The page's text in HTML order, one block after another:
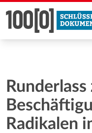
Runderlass
Radikalen